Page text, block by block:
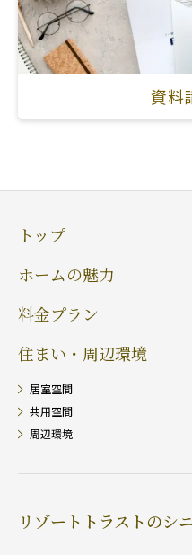
資料
トップ
ホームの魅力
料金プラン
住まい・周辺環境
居室空間
共用空間
周辺環境
リゾートトラストのシ